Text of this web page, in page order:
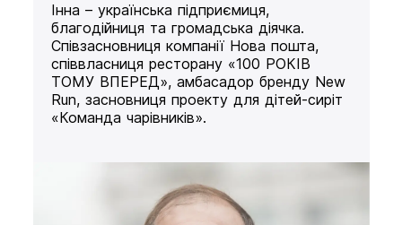
Інна – українська підприємиця,
благодійниця та громадська діячка.
Співзасновниця компанії Нова пошта,
співвласниця ресторану «100 РОКІВ
ТОМУ ВПЕРЕД», амбасадор бренду New
Run, засновниця проекту для дітей-сиріт
«Команда чарівників».